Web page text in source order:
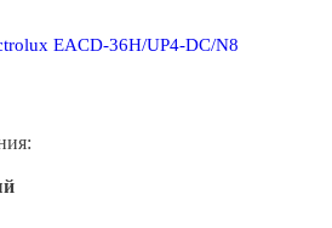
EACD-36H/UP4-DC/N8